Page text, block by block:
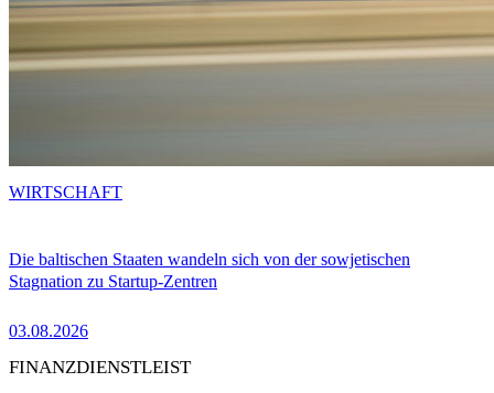
Die baltischen Staaten wandeln sich von der sowjetischen
Stagnation zu Startup-Zentren
03.08.2026
WIRTSCHAFT
FINANZDIENSTLEIST